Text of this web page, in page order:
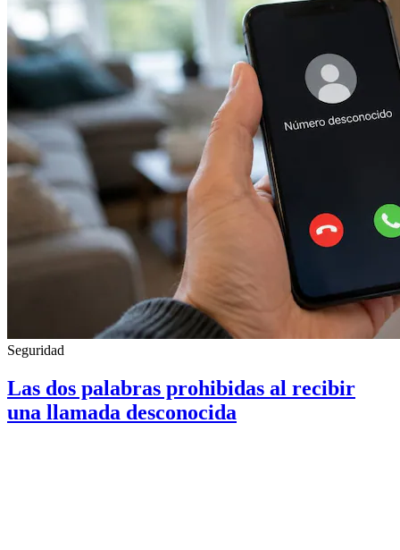
Seguridad
Las dos palabras prohibidas al recibir
una llamada desconocida